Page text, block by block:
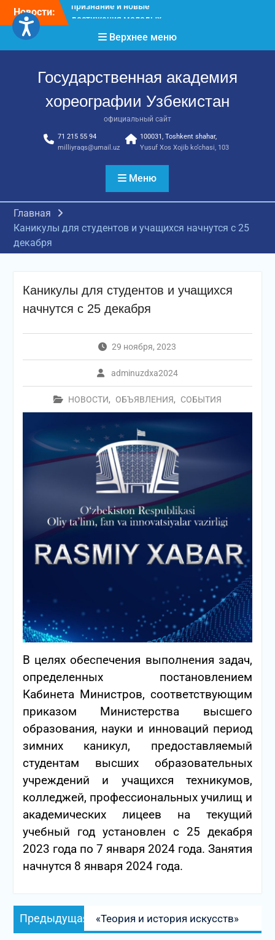
Перейти
содержимому
Новости:
Международное научное
Международное
признание и новые
хореографов!
Международное
признание и новые
достижения молодых
Верхнее меню
Государственная академия
хореографии Узбекистан
официальный сайт
71 215 55 94
milliyraqs@umail.uz
100031, Toshkent shahar,
Yusuf Xos Xojib ko‘chasi, 103
Меню
Главная
Каникулы для студентов и учащихся начнутся с 25
декабря
Каникулы для студентов и учащихся
начнутся с 25 декабря
29 ноября, 2023
adminuzdxa2024
НОВОСТИ, ОБЪЯВЛЕНИЯ, СОБЫТИЯ
В целях обеспечения выполнения задач,
определенных постановлением
Кабинета Министров, соответствующим
приказом Министерства высшего
образования, науки и инноваций период
зимних каникул, предоставляемый
студентам высших образовательных
учреждений и учащихся техникумов,
колледжей, профессиональных училищ и
академических лицеев на текущий
учебный год установлен с 25 декабря
2023 года по 7 января 2024 года. Занятия
начнутся 8 января 2024 года.
Навигация
по
Предыдущая
запись:
«Теория и история искусств»